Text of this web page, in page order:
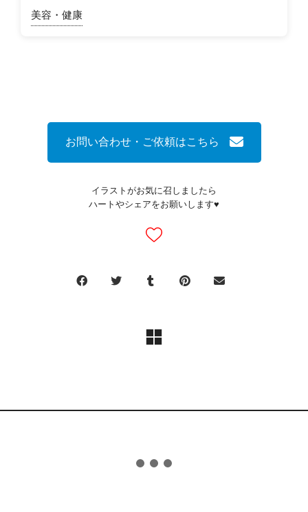
美容・健康
お問い合わせ・ご依頼はこちら
イラストがお気に召しましたら
ハートやシェアをお願いします♥